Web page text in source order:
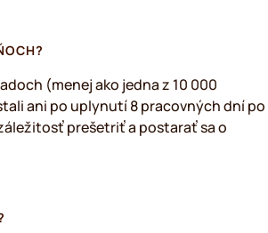
(menej ako jedna z 10 000
ani po uplynutí 8 pracovných dní po
prešetriť a postarať sa o